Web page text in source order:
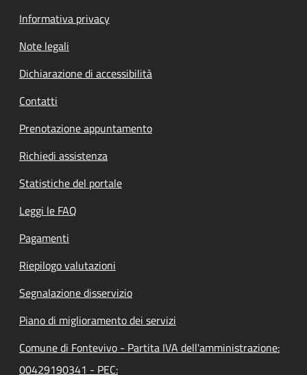
Informativa privacy
Note legali
Dichiarazione di accessibilità
Contatti
Prenotazione appuntamento
Richiedi assistenza
Statistiche del portale
Leggi le FAQ
Pagamenti
Riepilogo valutazioni
Segnalazione disservizio
Piano di miglioramento dei servizi
Comune di Fontevivo - Partita IVA dell'amministrazione:
00429190341 - PEC: